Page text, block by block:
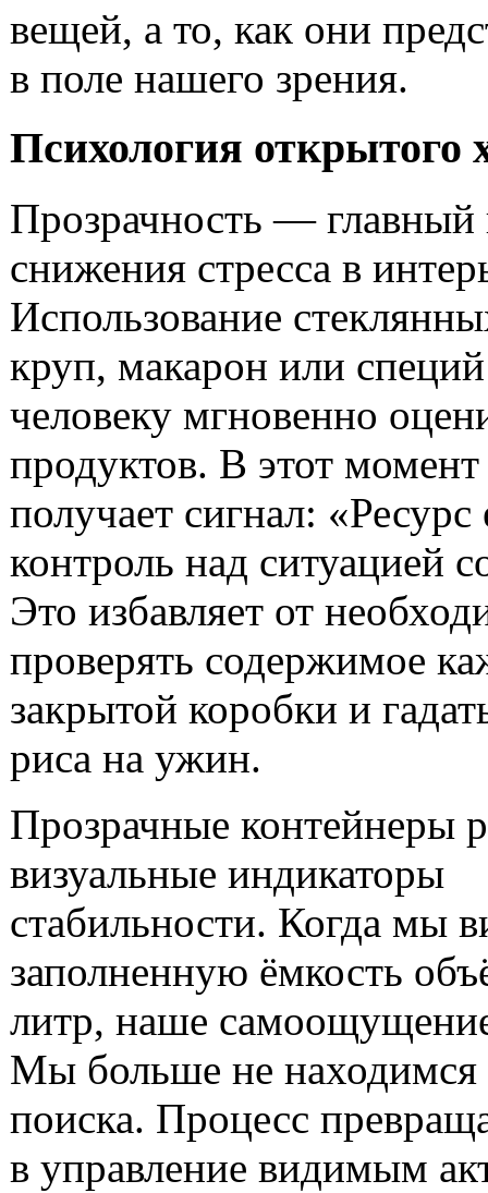
вещей, а то, как они
в поле нашего зрения.
Психология открытого
Прозрачность — главный
снижения стресса в
Использование
круп, макарон или специй
человеку мгновенно
продуктов. В этот
получает сигнал: «Ресурс
контроль над ситуацией
Это избавляет от
проверять содержимое
закрытой коробки и
риса на ужин.
Прозрачные контейнеры
визуальные индикаторы
стабильности. Когда мы
заполненную ёмкость
литр, наше
Мы больше не находимся
поиска. Процесс
в управление видимым